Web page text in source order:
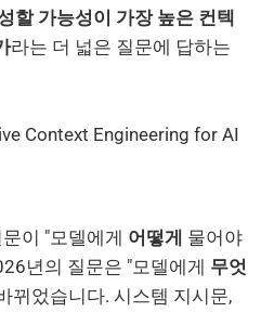
할 가능성이 가장 높은 컨텍
라는 더 넓은 질문에 답하는
Context Engineering for AI
이 "모델에게 어떻게 물어야
년의 질문은 "모델에게 무엇
뀌었습니다. 시스템 지시문,